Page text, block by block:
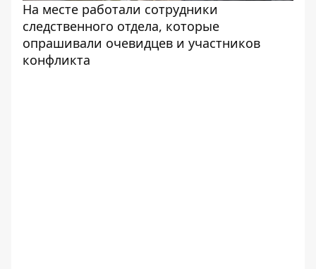
На месте работали сотрудники
следственного отдела, которые
опрашивали очевидцев и участников
конфликта